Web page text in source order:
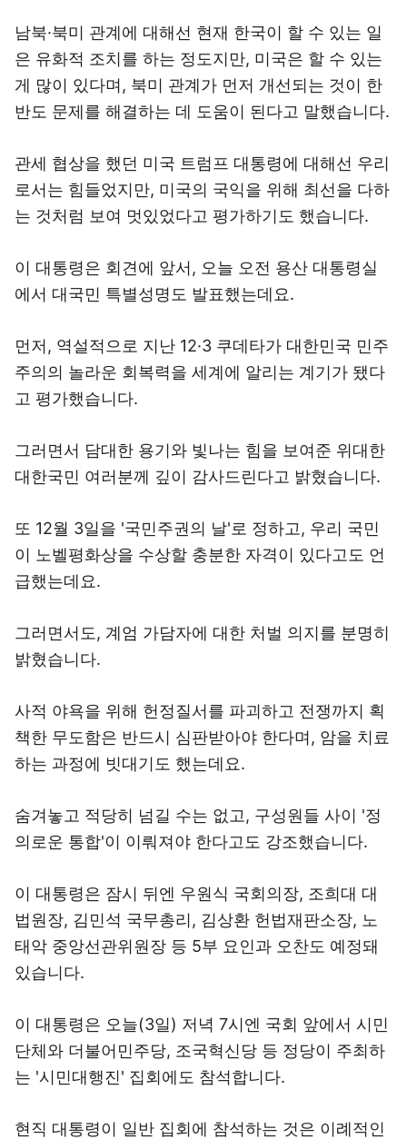
남북·북미 관계에 대해선 현재 한국이 할 수 있는 일
은 유화적 조치를 하는 정도지만, 미국은 할 수 있는
게 많이 있다며, 북미 관계가 먼저 개선되는 것이 한
반도 문제를 해결하는 데 도움이 된다고 말했습니다.
관세 협상을 했던 미국 트럼프 대통령에 대해선 우리
로서는 힘들었지만, 미국의 국익을 위해 최선을 다하
는 것처럼 보여 멋있었다고 평가하기도 했습니다.
이 대통령은 회견에 앞서, 오늘 오전 용산 대통령실
에서 대국민 특별성명도 발표했는데요.
먼저, 역설적으로 지난 12·3 쿠데타가 대한민국 민주
주의의 놀라운 회복력을 세계에 알리는 계기가 됐다
고 평가했습니다.
그러면서 담대한 용기와 빛나는 힘을 보여준 위대한
대한국민 여러분께 깊이 감사드린다고 밝혔습니다.
또 12월 3일을 '국민주권의 날'로 정하고, 우리 국민
이 노벨평화상을 수상할 충분한 자격이 있다고도 언
급했는데요.
그러면서도, 계엄 가담자에 대한 처벌 의지를 분명히
밝혔습니다.
사적 야욕을 위해 헌정질서를 파괴하고 전쟁까지 획
책한 무도함은 반드시 심판받아야 한다며, 암을 치료
하는 과정에 빗대기도 했는데요.
숨겨놓고 적당히 넘길 수는 없고, 구성원들 사이 '정
의로운 통합'이 이뤄져야 한다고도 강조했습니다.
이 대통령은 잠시 뒤엔 우원식 국회의장, 조희대 대
법원장, 김민석 국무총리, 김상환 헌법재판소장, 노
태악 중앙선관위원장 등 5부 요인과 오찬도 예정돼
있습니다.
이 대통령은 오늘(3일) 저녁 7시엔 국회 앞에서 시민
단체와 더불어민주당, 조국혁신당 등 정당이 주최하
는 '시민대행진' 집회에도 참석합니다.
현직 대통령이 일반 집회에 참석하는 것은 이례적인